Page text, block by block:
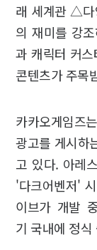
래 세계관 △다
의 재미를 강
과 캐릭터 커
콘텐츠가 주목
카카오게임즈
광고를 게시하
고 있다. 아레
'다크어벤저'
이브가 개발
기 국내에 정식